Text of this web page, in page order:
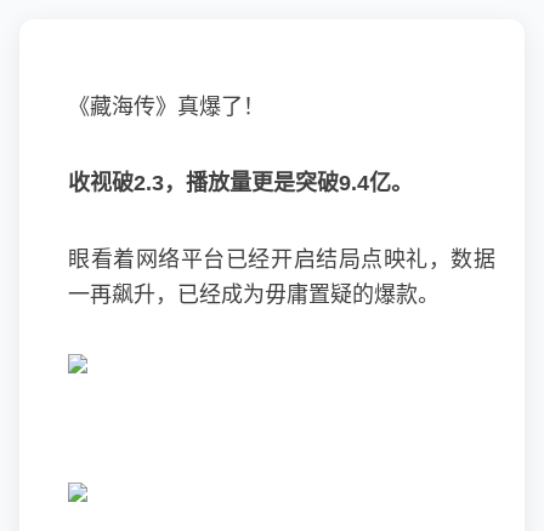
《藏海传》真爆了！
收视破2.3，播放量更是突破9.4亿。
眼看着网络平台已经开启结局点映礼，数据
一再飙升，已经成为毋庸置疑的爆款。